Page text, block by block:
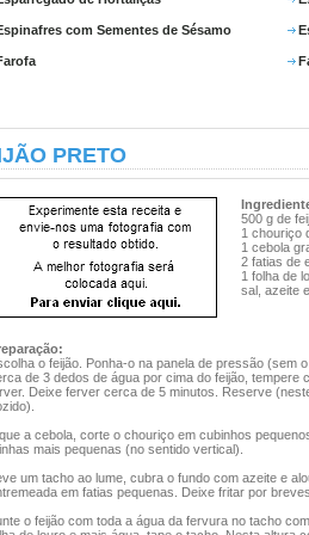
com Sementes de Sésamo
PRETO
500 g de
1 chouriço
1 cebola
2 fatias de
1 folha de
sal, azeite
o feijão. Ponha-o na panela de pressão (sem
de 3 dedos de água por cima do feijão, tempere
Deixe ferver cerca de 5 minutos. Reserve
a cebola, corte o chouriço em cubinhos
mais pequenas (no sentido vertical).
um tacho ao lume, cubra o fundo com azeite e
em fatias pequenas. Deixe fritar por
o feijão com toda a água da fervura no tacho